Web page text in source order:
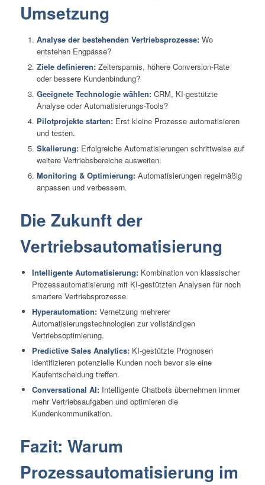
Umsetzung
Analyse der bestehenden Vertriebsprozesse:Wo
entstehen Engpässe?
Ziele definieren:Zeitersparnis, höhere Conversion-Rate
oder bessere Kundenbindung?
Geeignete Technologie wählen:CRM, KI-gestützte
Analyse oder Automatisierungs-Tools?
Pilotprojekte starten:Erst kleine Prozesse automatisieren
und testen.
Skalierung:Erfolgreiche Automatisierungen schrittweise auf
weitere Vertriebsbereiche ausweiten.
Monitoring & Optimierung:Automatisierungen regelmäßig
anpassen und verbessern.
Die Zukunft der
Vertriebsautomatisierung
Intelligente Automatisierung:Kombination von klassischer
Prozessautomatisierung mit KI-gestützten Analysen für noch
smartere Vertriebsprozesse.
Hyperautomation:Vernetzung mehrerer
Automatisierungstechnologien zur vollständigen
Vertriebsoptimierung.
Predictive Sales Analytics:KI-gestützte Prognosen
identifizieren potenzielle Kunden noch bevor sie eine
Kaufentscheidung treffen.
Conversational AI:Intelligente Chatbots übernehmen immer
mehr Vertriebsaufgaben und optimieren die
Kundenkommunikation.
Fazit: Warum
Prozessautomatisierung im